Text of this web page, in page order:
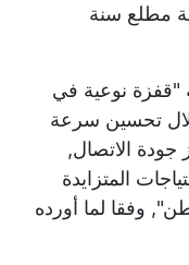
مطلع سنة
نوعية في
تحسين سرعة
جودة الاتصال,
المتزايدة
وفقا لما أورده